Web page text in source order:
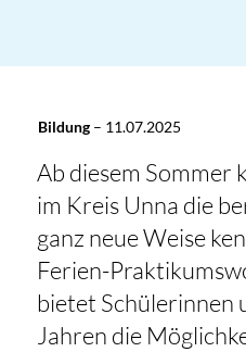
Bildung– 11.07.2025
Ab diesem Sommer
im Kreis Unna die
ganz neue Weise
Ferien-
bietet Schülerinnen
Jahren die